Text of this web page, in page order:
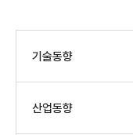
기술동향
산업동향